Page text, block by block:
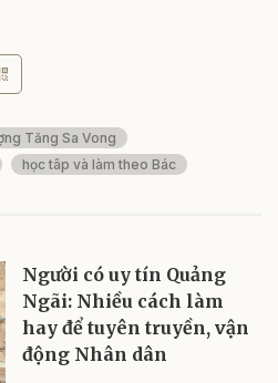
Tăng Sa Vong
học tâp và làm theo Bác
Người có uy tín Quảng
Ngãi: Nhiều cách làm
hay để tuyên truyền, vận
động Nhân dân